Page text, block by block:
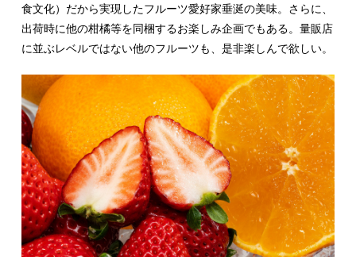
食文化）だから実現したフルーツ愛好家垂涎の美味。さらに、
出荷時に他の柑橘等を同梱するお楽しみ企画でもある。量販店
に並ぶレベルではない他のフルーツも、是非楽しんで欲しい。